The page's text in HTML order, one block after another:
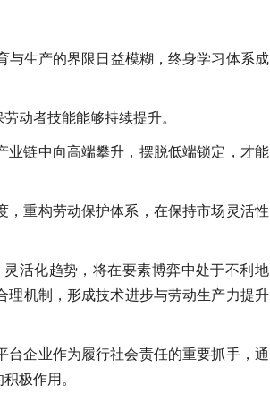
与生产的界限日益模糊，终身学习体系成
动者技能能够持续提升。
业链中向高端攀升，摆脱低端锁定，才能
，重构劳动保护体系，在保持市场灵活性
活化趋势，将在要素博弈中处于不利地
理机制，形成技术进步与劳动生产力提升
企业作为履行社会责任的重要抓手，通
极作用。